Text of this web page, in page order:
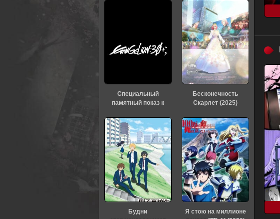
Специальный
памятный показ к
«Евангелиона» (2026)
Бесконечность
Скарлет (2025)
Будни
Я стою на миллионе